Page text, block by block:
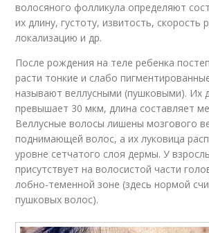
волосяного фолликула определяют
их длину, густоту, извитость, скорость
локализацию и др.
После рождения на теле ребенка
расти тонкие и слабо
называют веллусными (пушковыми). Их
превышает 30 мкм, длина составляет
Веллусные волосы лишены мозгового
поднимающей волос, а их луковица
уровне сетчатого слоя дермы. У
присутствует на волосистой части
лобно-теменной зоне (здесь нормой
пушковых волос).